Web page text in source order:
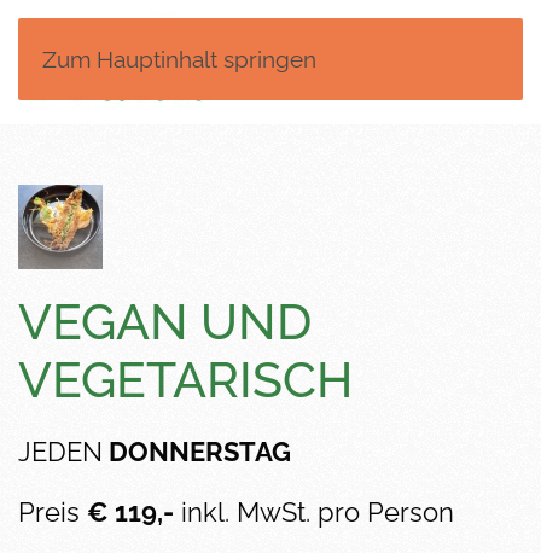
Zum Hauptinhalt springen
VEGAN UND
VEGETARISCH
JEDEN DONNERSTAG
Preis € 119,- inkl. MwSt. pro Person